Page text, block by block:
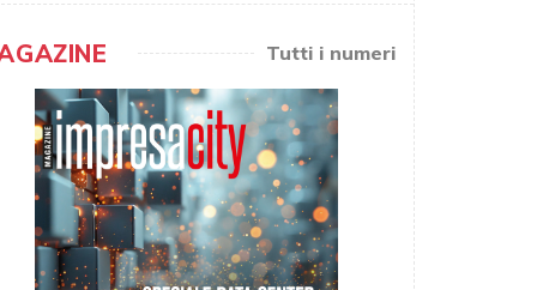
Tutti i numeri